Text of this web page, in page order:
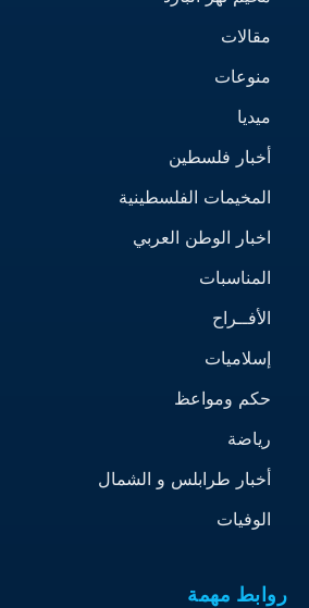
مقالات
منوعات
ميديا
أخبار فلسطين
المخيمات الفلسطينية
اخبار الوطن العربي
المناسبات
الأفــراح
إسلاميات
حكم ومواعظ
رياضة
أخبار طرابلس و الشمال
الوفيات
روابط مهمة